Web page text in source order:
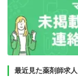
最近見た薬剤師求人